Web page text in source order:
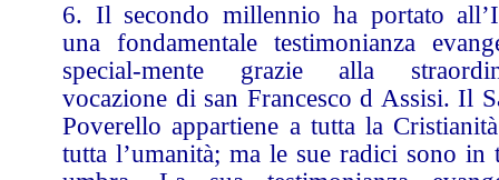
6. Il secondo millennio ha portato
una fondamentale testimonianza
special-mente grazie alla
vocazione di san Francesco d Assisi. Il
Poverello appartiene a tutta la
tutta l’umanità; ma le sue radici sono in